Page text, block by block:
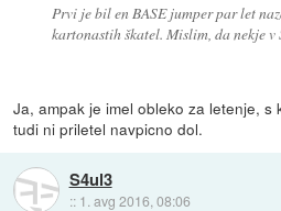
Prvi je bil en BASE jumper par let
kartonastih škatel. Mislim, da nekje v
Ja, ampak je imel obleko za letenje, s
tudi ni priletel navpicno dol.
S4ul3
:: 1. avg 2016, 08:06